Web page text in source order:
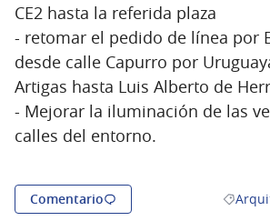
CE2 hasta la referida plaza
- retomar el pedido de línea por
desde calle Capurro por
Artigas hasta Luis Alberto de
- Mejorar la iluminación de las
calles del entorno.
Comentario